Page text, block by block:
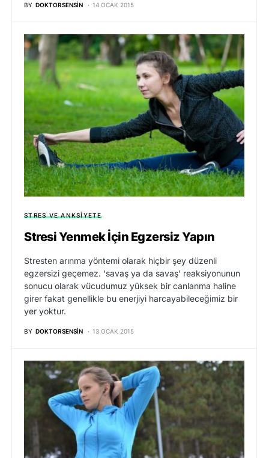
BY DOKTORSENSIN 14 OCAK 2015
STRES VE ANKSIYETE
Stresi Yenmek İçin Egzersiz Yapın
Stresten arınma yöntemi olarak hiçbir şey düzenli
egzersizi geçemez. ‘savaş ya da savaş’ reaksiyonunun
sonucu olarak vücudumuz yüksek bir canlanma haline
girer fakat genellikle bu enerjiyi harcayabileceğimiz bir
yer yoktur.
BY DOKTORSENSIN 13 OCAK 2015